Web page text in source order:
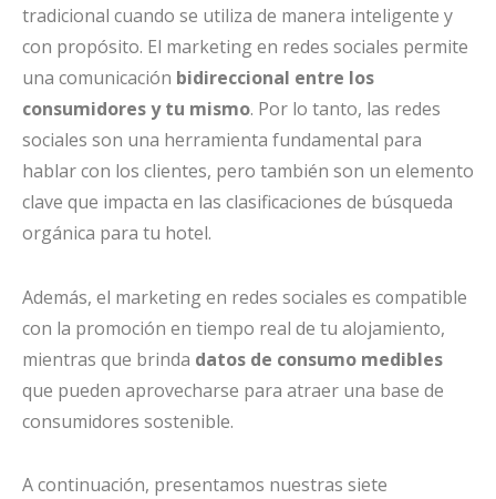
tradicional cuando se utiliza de manera inteligente y
con propósito. El marketing en redes sociales permite
una comunicación bidireccional entre los
consumidores y tu mismo. Por lo tanto, las redes
sociales son una herramienta fundamental para
hablar con los clientes, pero también son un elemento
clave que impacta en las clasificaciones de búsqueda
orgánica para tu hotel.
Además, el marketing en redes sociales es compatible
con la promoción en tiempo real de tu alojamiento,
mientras que brinda datos de consumo medibles
que pueden aprovecharse para atraer una base de
consumidores sostenible.
A continuación, presentamos nuestras siete